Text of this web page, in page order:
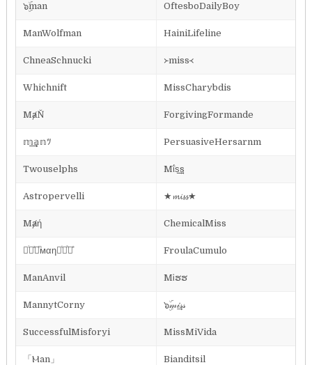
๖ۣۜman OftesboDailyBoy
ManWolfman HainiLifeline
ChneaSchnucki ᚛miss᚜
Whichnift MissCharybdis
MⱥŇ ForgivingFormande
𝕞͢͢͢𝕒𝕟ﾂ PersuasiveHersarnm
Twouselphs Mΐs͢͢͢s
Astropervelli ★𝓶𝓲𝓼𝓼★
Mⱥή ChemicalMiss
᚛ᷝ ͣ ͫмαη ͭ ͪ᚜ͤ FroulaCumulo
ManAnvil MᎥຮຮ
MannytCorny ๖ۣۜ𝓂𝒾𝓈͢͢͢𝓈
SuccessfulMisforyi MissMiVida
「Ⲙan」 Bianditsil